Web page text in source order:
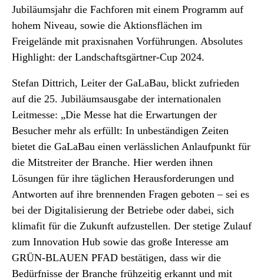
Jubiläumsjahr die Fachforen mit einem Programm auf
hohem Niveau, sowie die Aktionsflächen im
Freigelände mit praxisnahen Vorführungen. Absolutes
Highlight: der Landschaftsgärtner-Cup 2024.
Stefan Dittrich, Leiter der GaLaBau, blickt zufrieden
auf die 25. Jubiläumsausgabe der internationalen
Leitmesse: „Die Messe hat die Erwartungen der
Besucher mehr als erfüllt: In unbeständigen Zeiten
bietet die GaLaBau einen verlässlichen Anlaufpunkt für
die Mitstreiter der Branche. Hier werden ihnen
Lösungen für ihre täglichen Herausforderungen und
Antworten auf ihre brennenden Fragen geboten – sei es
bei der Digitalisierung der Betriebe oder dabei, sich
klimafit für die Zukunft aufzustellen. Der stetige Zulauf
zum Innovation Hub sowie das große Interesse am
GRÜN-BLAUEN PFAD bestätigen, dass wir die
Bedürfnisse der Branche frühzeitig erkannt und mit